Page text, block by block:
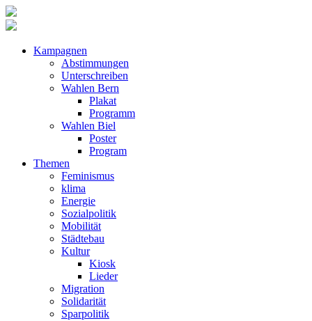
Kampagnen
Abstimmungen
Unterschreiben
Wahlen Bern
Plakat
Programm
Wahlen Biel
Poster
Program
Themen
Feminismus
klima
Energie
Sozialpolitik
Mobilität
Städtebau
Kultur
Kiosk
Lieder
Migration
Solidarität
Sparpolitik